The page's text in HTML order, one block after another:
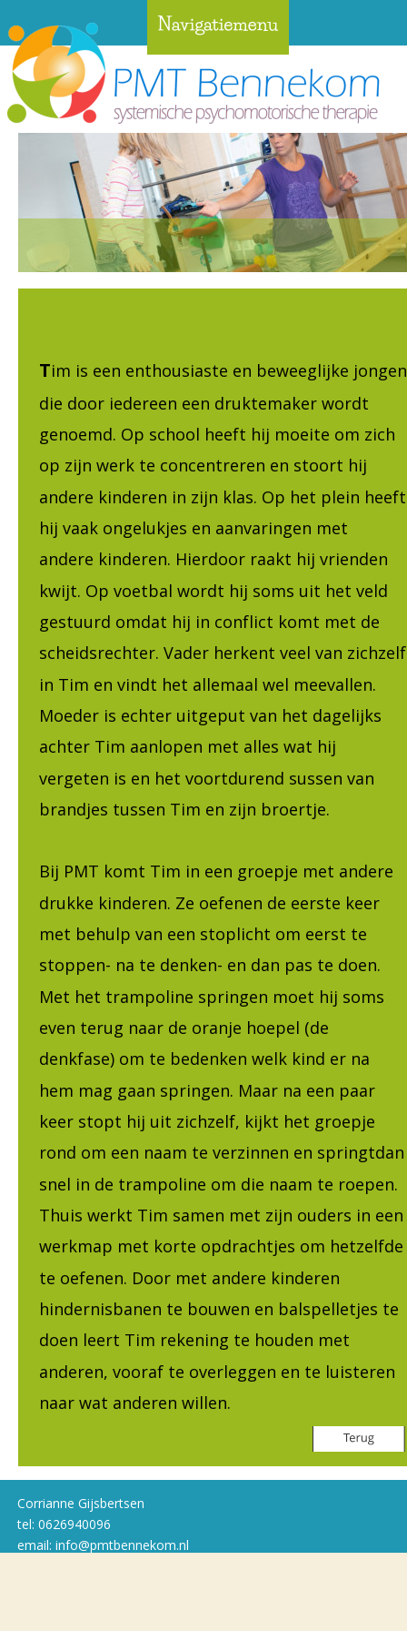
Corrianne Gijsbertsen
tel: 0626940096
email: info@pmtbennekom.nl
Tim is een enthousiaste en beweeglijke
die door iedereen een druktemaker wordt
genoemd. Op school heeft hij moeite om zich
op zijn werk te concentreren en stoort hij
andere kinderen in zijn klas. Op het plein
hij vaak ongelukjes en aanvaringen met
andere kinderen. Hierdoor raakt hij vrienden
kwijt. Op voetbal wordt hij soms uit het veld
gestuurd omdat hij in conflict komt met de
scheidsrechter. Vader herkent veel van
in Tim en vindt het allemaal wel meevallen.
Moeder is echter uitgeput van het dagelijks
achter Tim aanlopen met alles wat hij
vergeten is en het voortdurend sussen van
brandjes tussen Tim en zijn broertje.
Bij PMT komt Tim in een groepje met andere
drukke kinderen. Ze oefenen de eerste keer
met behulp van een stoplicht om eerst te
stoppen- na te denken- en dan pas te doen.
Met het trampoline springen moet hij soms
even terug naar de oranje hoepel (de
denkfase) om te bedenken welk kind er na
hem mag gaan springen. Maar na een paar
keer stopt hij uit zichzelf, kijkt het groepje
rond om een naam te verzinnen en
snel in de trampoline om die naam te roepen.
Thuis werkt Tim samen met zijn ouders in een
werkmap met korte opdrachtjes om hetzelfde
te oefenen. Door met andere kinderen
hindernisbanen te bouwen en balspelletjes te
doen leert Tim rekening te houden met
anderen, vooraf te overleggen en te luisteren
naar wat anderen willen.